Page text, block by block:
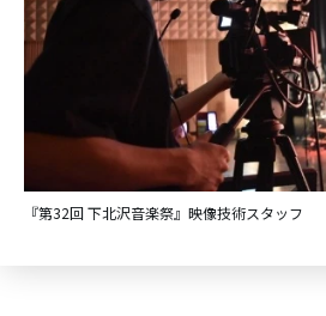
『第32回 下北沢音楽祭』映像技術スタッフ